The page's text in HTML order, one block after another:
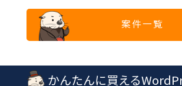
案件一覧
かんたんに買える